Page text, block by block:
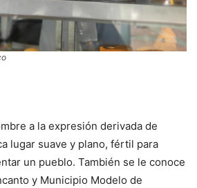
a la expresión derivada de
lugar suave y plano, fértil para
un pueblo. También se le conoce
y Municipio Modelo de